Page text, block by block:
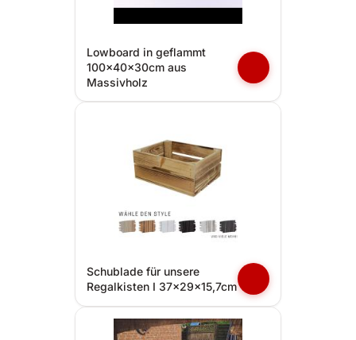
Lowboard in geflammt
100x40x30cm aus
Massivholz
Schublade für unsere
Regalkisten I 37x29x15,7cm